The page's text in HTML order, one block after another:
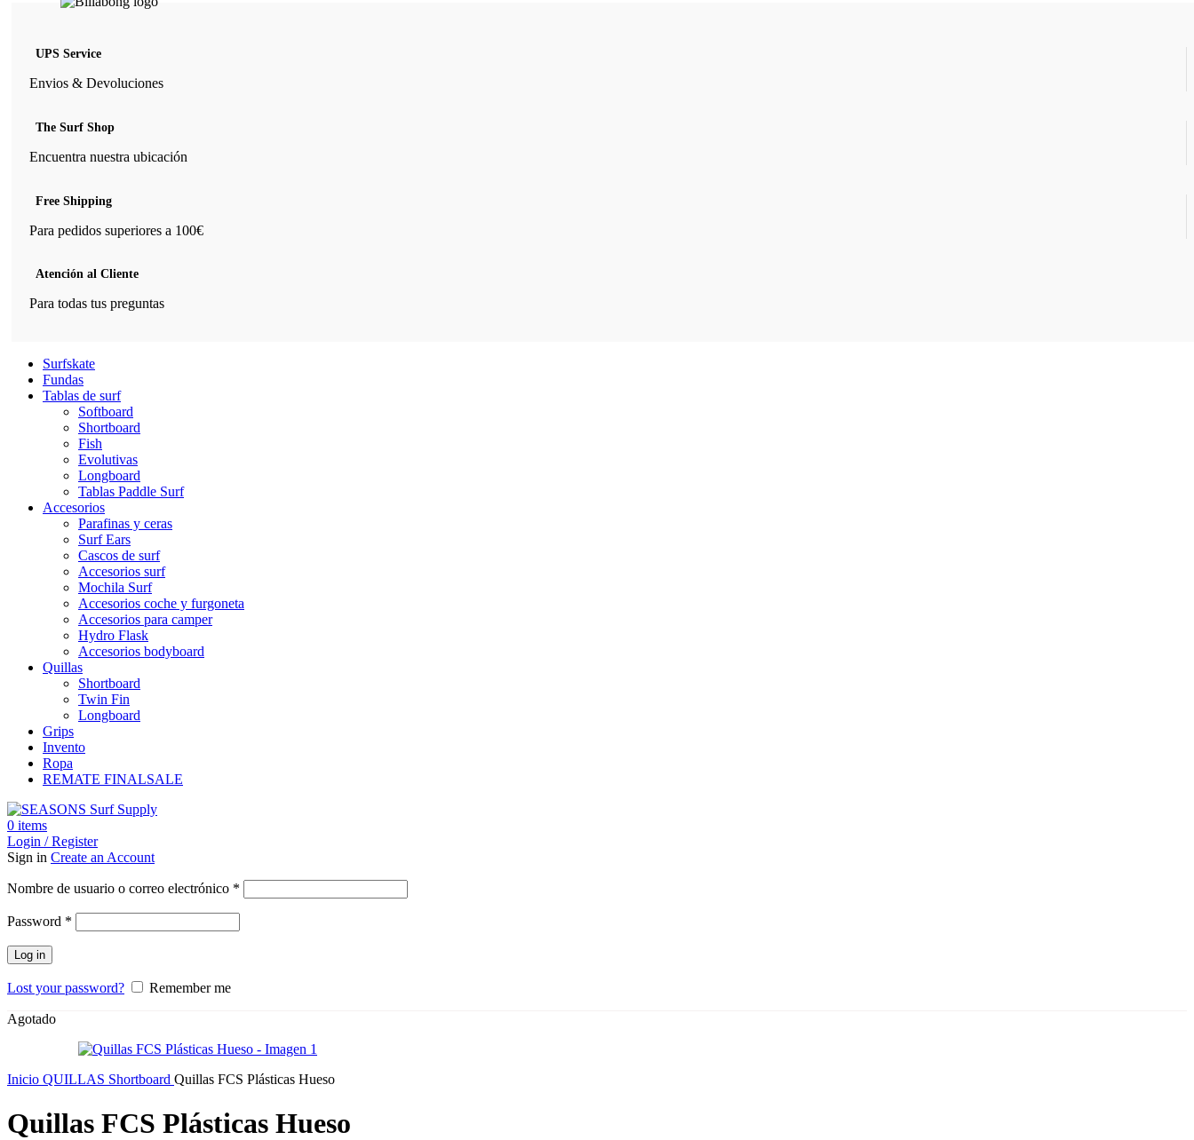
UPS Service
Envios & Devoluciones
The Surf Shop
Encuentra nuestra ubicación
Free Shipping
Para pedidos superiores a 100€
Atención al Cliente
Para todas tus preguntas
Surfskate
Fundas
Tablas de surf
Softboard
Shortboard
Fish
Evolutivas
Longboard
Tablas Paddle Surf
Accesorios
Parafinas y ceras
Surf Ears
Cascos de surf
Accesorios surf
Mochila Surf
Accesorios coche y furgoneta
Accesorios para camper
Hydro Flask
Accesorios bodyboard
Quillas
Shortboard
Twin Fin
Longboard
Grips
Invento
Ropa
REMATE FINALSALE
0 items
Login / Register
Sign in Create an Account
Nombre de usuario o correo electrónico *
Password *
Log in
Lost your password? Remember me
Agotado
Inicio QUILLAS Shortboard Quillas FCS Plásticas Hueso
Quillas FCS Plásticas Hueso